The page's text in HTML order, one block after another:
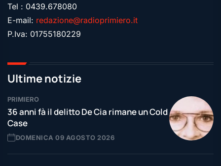
Tel : 0439.678080
E-mail: redazione@radioprimiero.it
P.Iva: 01755180229
Ultime notizie
PRIMIERO
36 anni fà il delitto De Cia rimane un Cold
Case
DOMENICA 09 AGOSTO 2026